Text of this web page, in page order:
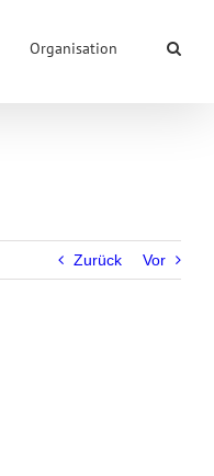
Organisation
Zurück Vor